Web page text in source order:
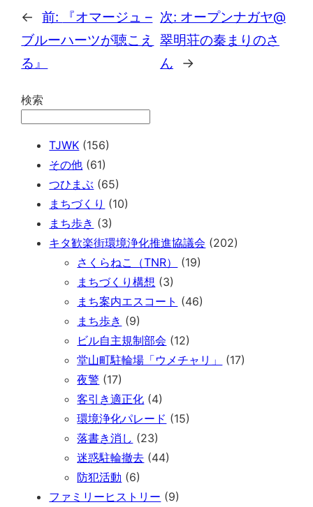
← 前:
『オマージュ –
ブルーハーツが聴こえ
る』
次: オープンナガヤ@
翠明荘の秦まりのさ
ん
→
検索
TJWK (156)
その他 (61)
つひまぶ (65)
まちづくり (10)
まち歩き (3)
キタ歓楽街環境浄化推進協議会 (202)
さくらねこ（TNR）
(19)
まちづくり構想 (3)
まち案内エスコート (46)
まち歩き (9)
ビル自主規制部会 (12)
堂山町駐輪場「ウメチャリ」
(17)
夜警 (17)
客引き適正化 (4)
環境浄化パレード (15)
落書き消し (23)
迷惑駐輪撤去 (44)
防犯活動 (6)
ファミリーヒストリー (9)